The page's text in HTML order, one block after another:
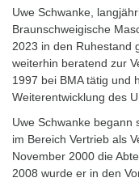
Uwe Schwanke,
Braunschweigische
2023 in den Ruhestand
weiterhin beratend zur
1997 bei BMA tätig und
Weiterentwicklung des
Uwe Schwanke begann
im Bereich Vertrieb als
November 2000 die
2008 wurde er in den